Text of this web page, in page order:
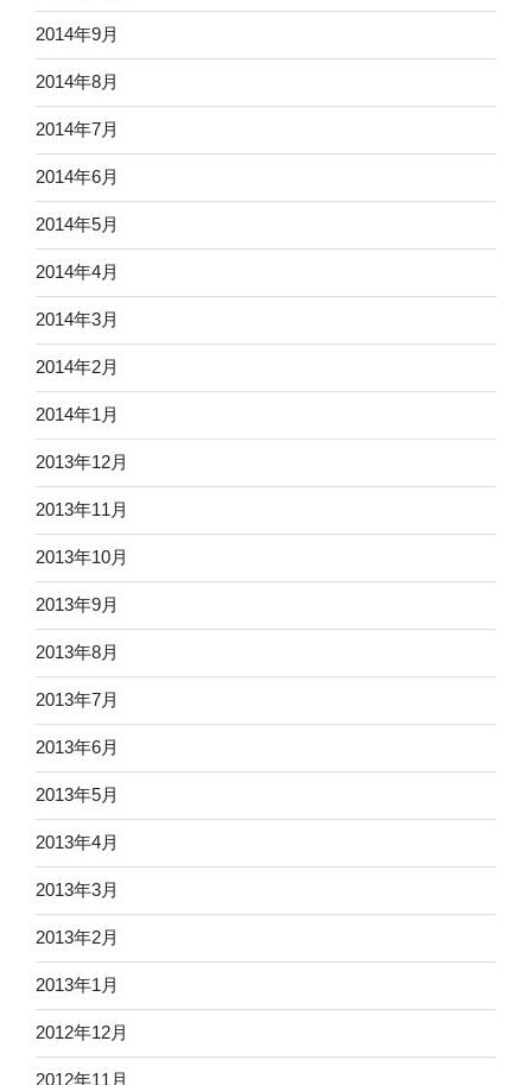
2014年9月
2014年8月
2014年7月
2014年6月
2014年5月
2014年4月
2014年3月
2014年2月
2014年1月
2013年12月
2013年11月
2013年10月
2013年9月
2013年8月
2013年7月
2013年6月
2013年5月
2013年4月
2013年3月
2013年2月
2013年1月
2012年12月
2012年11月